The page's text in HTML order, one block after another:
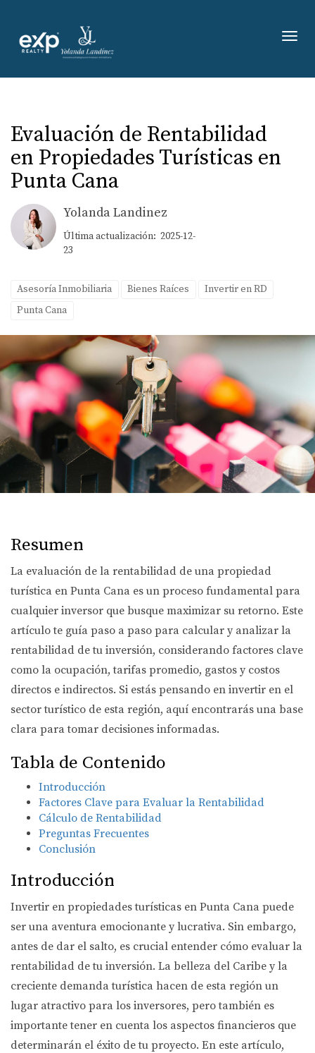
Evaluación de Rentabilidad
en Propiedades Turísticas en
Punta Cana
Yolanda Landinez
Última actualización: 2025-12-
23
Asesoría Inmobiliaria Bienes Raíces
Invertir en RD
Punta Cana
Resumen
La evaluación de la rentabilidad de una propiedad
turística en Punta Cana es un proceso fundamental para
cualquier inversor que busque maximizar su retorno. Este
artículo te guía paso a paso para calcular y analizar la
rentabilidad de tu inversión, considerando factores clave
como la ocupación, tarifas promedio, gastos y costos
directos e indirectos. Si estás pensando en invertir en el
sector turístico de esta región, aquí encontrarás una base
clara para tomar decisiones informadas.
Tabla de Contenido
Introducción
Factores Clave para Evaluar la Rentabilidad
Cálculo de Rentabilidad
Preguntas Frecuentes
Conclusión
Introducción
Invertir en propiedades turísticas en Punta Cana puede
ser una aventura emocionante y lucrativa. Sin embargo,
antes de dar el salto, es crucial entender cómo evaluar la
rentabilidad de tu inversión. La belleza del Caribe y la
creciente demanda turística hacen de esta región un
lugar atractivo para los inversores, pero también es
importante tener en cuenta los aspectos financieros que
determinarán el éxito de tu proyecto. En este artículo,